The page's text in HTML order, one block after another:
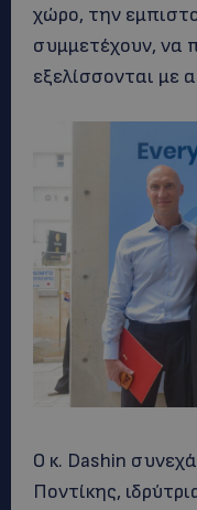
χώρο, την
συμμετέχουν, να
εξελίσσονται με
Ο κ. Dashin
Ποντίκης,